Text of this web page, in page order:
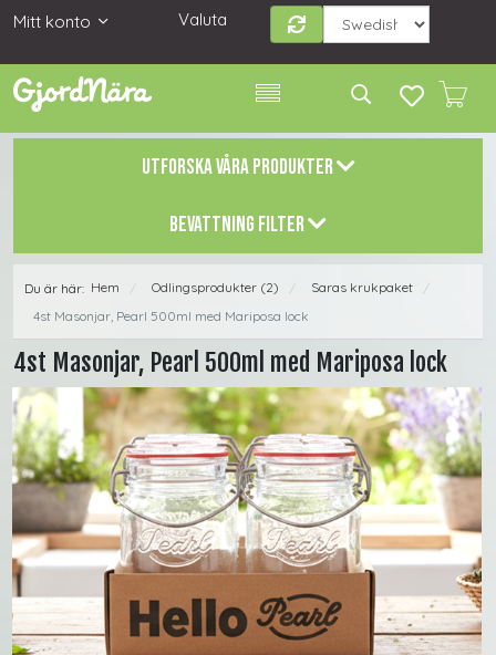
Mitt konto Valuta
UTFORSKA VÅRA PRODUKTER
BEVATTNING FILTER
Du är här: Hem / Odlingsprodukter (2) / Saras krukpaket
/
4st Masonjar, Pearl 500ml med Mariposa lock
4st Masonjar, Pearl 500ml med Mariposa lock